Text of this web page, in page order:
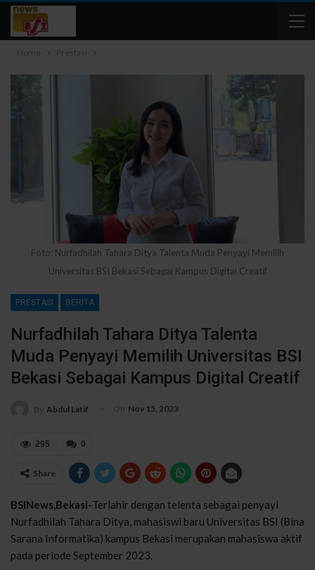
Home Prestasi
Foto: Nurfadhilah Tahara Ditya Talenta Muda Penyayi Memilih
Universitas BSI Bekasi Sebagai Kampus Digital Creatif
PRESTASI BERITA
Nurfadhilah Tahara Ditya Talenta
Muda Penyayi Memilih Universitas BSI
Bekasi Sebagai Kampus Digital Creatif
By Abdul Latif On Nov 15, 2023
0
295
Share
BSINews,Bekasi-Terlahir dengan telenta sebagai penyayi
Nurfadhilah Tahara Ditya, mahasiswi baru Universitas BSI (Bina
Sarana Informatika) kampus Bekasi merupakan mahasiswa aktif
pada periode September 2023.